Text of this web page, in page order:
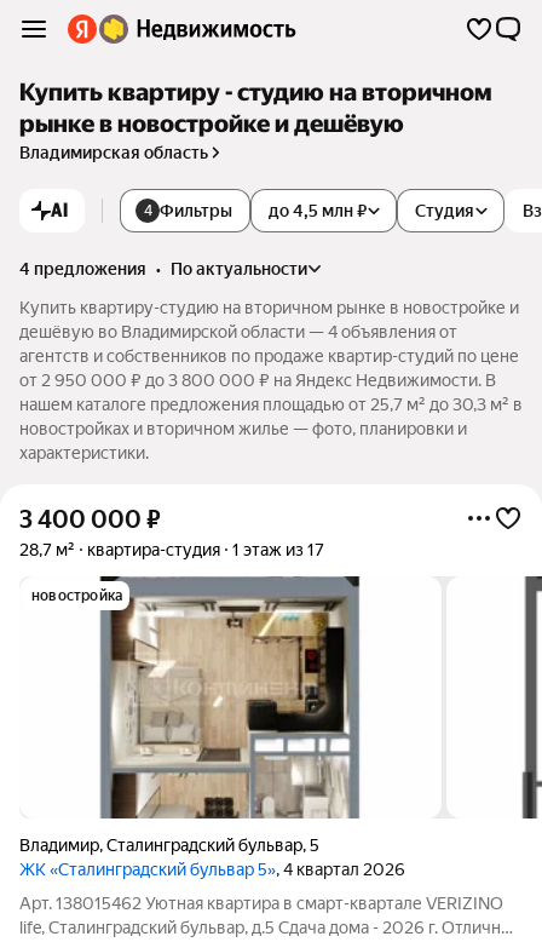
Купить квартиру - студию на вторичном
рынке в новостройке и дешёвую
Владимирская область
AI 4 Фильтры до 4,5 млн ₽ Студия
4 предложения •
по актуальности
Купить квартиру-студию на вторичном рынке в новостройке и
дешёвую во Владимирской области — 4 объявления от
агентств и собственников по продаже квартир-студий по цене
от 2 950 000 ₽ до 3 800 000 ₽ на Яндекс Недвижимости. В
нашем каталоге предложения площадью от 25,7 м² до 30,3 м² в
новостройках и вторичном жилье — фото, планировки и
характеристики.
3 400 000 ₽
28,7 м² квартира-студия 1 этаж из 17
новостройка
Владимир,Сталинградский бульвар,5
ЖК «Сталинградский бульвар 5», 4 квартал 2026
Арт. 138015462 Уютная квapтира в смарт-квартале VERIZINO
life, Сталинградский бульвар, д.5 Сдача дома - 2026 г. Отличный